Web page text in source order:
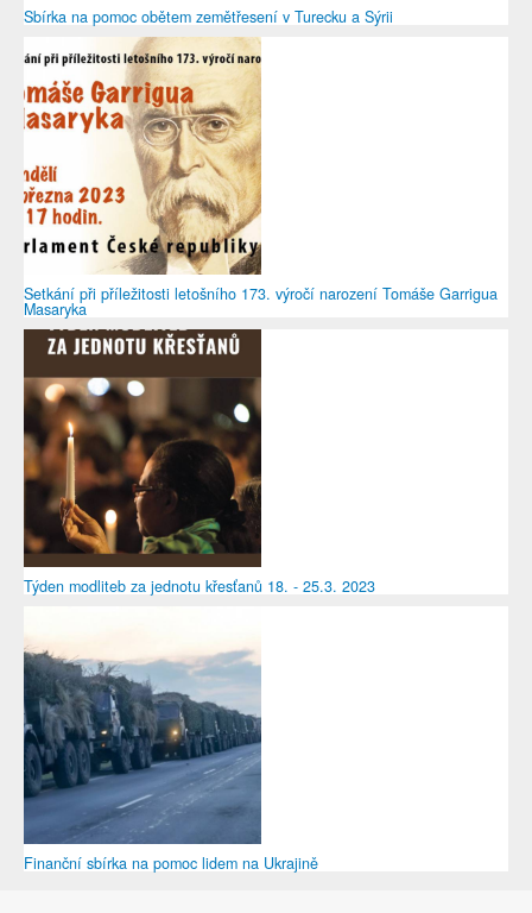
Sbírka na pomoc obětem zemětřesení v Turecku a Sýrii
Setkání při příležitosti letošního 173. výročí narození Tomáše Garrigua
Masaryka
Týden modliteb za jednotu křesťanů 18. - 25.3. 2023
Finanční sbírka na pomoc lidem na Ukrajině